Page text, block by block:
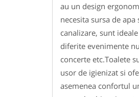
au un design
necesita sursa de apa
canalizare, sunt
diferite evenimente
concerte etc.Toalete
usor de igienizat si
asemenea confortul